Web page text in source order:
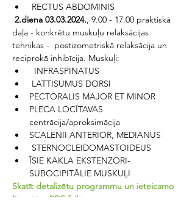
RECTUS ABDOMINIS
2.diena 03.03.2024., 9.00 - 17.00 praktiskā
daļa - konkrētu muskuļu relaksācijas
tehnikas -  postizometriskā relaksācija un
reciprokā inhibīcija. Muskuļi:
INFRASPINATUS
LATTISUMUS DORSI
PECTORALIS MAJOR ET MINOR
PLECA LOCĪTAVAS
centrācija/aproksimācija
SCALENII ANTERIOR, MEDIANUS
STERNOCLEIDOMASTOIDEUS
ĪSIE KAKLA EKSTENZORI-
SUBOCIPITĀLIE MUSKUĻI
Skatīt detalizētu programmu un ieteicamo
literatūru PDF failā